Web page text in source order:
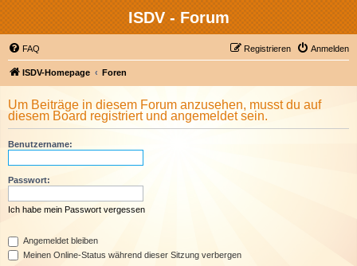
ISDV - Forum
FAQ Anmelden
Registrieren
ISDV-Homepage Foren
Um Beiträge in diesem Forum anzusehen, musst du auf
diesem Board registriert und angemeldet sein.
Benutzername:
Passwort:
Ich habe mein Passwort vergessen
Angemeldet bleiben
Meinen Online-Status während dieser Sitzung verbergen